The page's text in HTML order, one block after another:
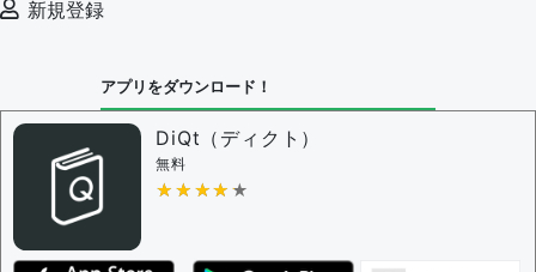
新規登録
アプリをダウンロード！
DiQt（ディクト）
無料
★★★★★
★★★★★